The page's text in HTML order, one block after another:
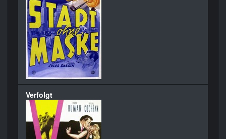
Verfolgt